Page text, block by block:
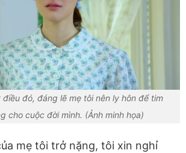
điều đó, đáng lẽ mẹ tôi nên ly hôn để tim
cho cuộc đời mình. (Ảnh minh họa)
mẹ tôi trở nặng, tôi xin nghỉ